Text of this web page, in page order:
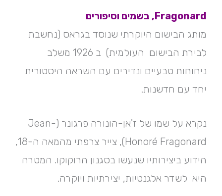
Fragonard, בשמים וסיפורים
מותג הבישום היוקרתי שנוסד בגראס (נחשבת
לבירת הבישום העולמית) ב 1926 משלב
ניחוחות טבעיים ונדירים עם השראה היסטורית
יחד עם חדשנות.
נקרא על שמו של ז'אן-הונורה פרגונר (Jean-
Honoré Fragonard), צייר צרפתי מהמאה ה-18,
הידוע ביצירותיו שנעשו בסגנון הרוקוקו. המטרה
היא לשדר אלגנטיות, יצירתיות ויוקרה.